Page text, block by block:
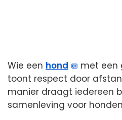
Wie een hond
met een
toont respect door
manier draagt iedereen
samenleving voor